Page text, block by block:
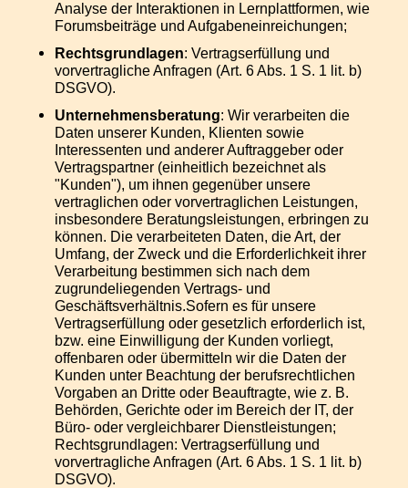
Analyse der Interaktionen in Lernplattformen, wie
Forumsbeiträge und Aufgabeneinreichungen;
Rechtsgrundlagen: Vertragserfüllung und
vorvertragliche Anfragen (Art. 6 Abs. 1 S. 1 lit. b)
DSGVO).
Unternehmensberatung: Wir verarbeiten die
Daten unserer Kunden, Klienten sowie
Interessenten und anderer Auftraggeber oder
Vertragspartner (einheitlich bezeichnet als
"Kunden"), um ihnen gegenüber unsere
vertraglichen oder vorvertraglichen Leistungen,
insbesondere Beratungsleistungen, erbringen zu
können. Die verarbeiteten Daten, die Art, der
Umfang, der Zweck und die Erforderlichkeit ihrer
Verarbeitung bestimmen sich nach dem
zugrundeliegenden Vertrags- und
Geschäftsverhältnis.Sofern es für unsere
Vertragserfüllung oder gesetzlich erforderlich ist,
bzw. eine Einwilligung der Kunden vorliegt,
offenbaren oder übermitteln wir die Daten der
Kunden unter Beachtung der berufsrechtlichen
Vorgaben an Dritte oder Beauftragte, wie z. B.
Behörden, Gerichte oder im Bereich der IT, der
Büro- oder vergleichbarer Dienstleistungen;
Rechtsgrundlagen: Vertragserfüllung und
vorvertragliche Anfragen (Art. 6 Abs. 1 S. 1 lit. b)
DSGVO).